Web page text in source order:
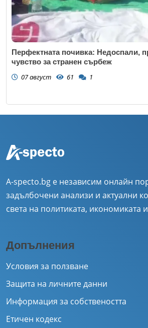
Перфектната почивка: Недоспали,
чувство за странен сърбеж
07 август 61 1
A-specto.bg е независим онлайн
задълбочени анализи и актуални
света на политиката, икономиката
Допълнения
Условия за ползване
Защита на личните данни
Информация за собствеността
Етичен кодекс